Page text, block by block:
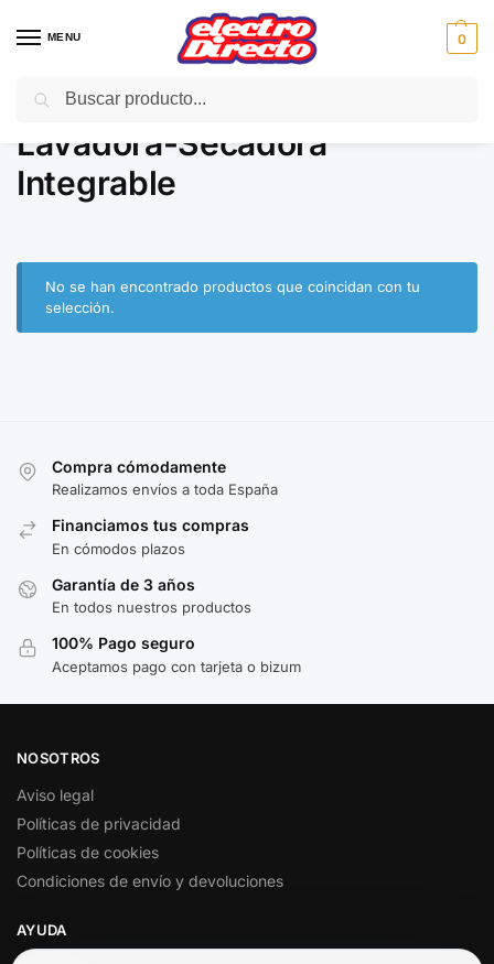
MENU 0
Inicio Gama blanca Lavadoras
Lavadora-Secadora
Integrable
No se han encontrado productos que coincidan con tu
selección.
Compra cómodamente
Realizamos envíos a toda España
Financiamos tus compras
En cómodos plazos
Garantía de 3 años
En todos nuestros productos
100% Pago seguro
Aceptamos pago con tarjeta o bizum
NOSOTROS
Aviso legal
Políticas de privacidad
Políticas de cookies
Condiciones de envío y devoluciones
AYUDA